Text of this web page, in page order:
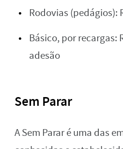
Rodovias (pedágios):
Básico, por recargas:
adesão
Sem Parar
A Sem Parar é uma das